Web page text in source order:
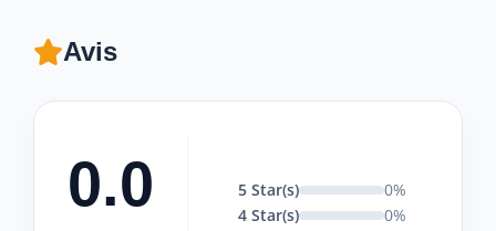
Avis
0.0 5 Star(s)
0%
4 Star(s)
0%